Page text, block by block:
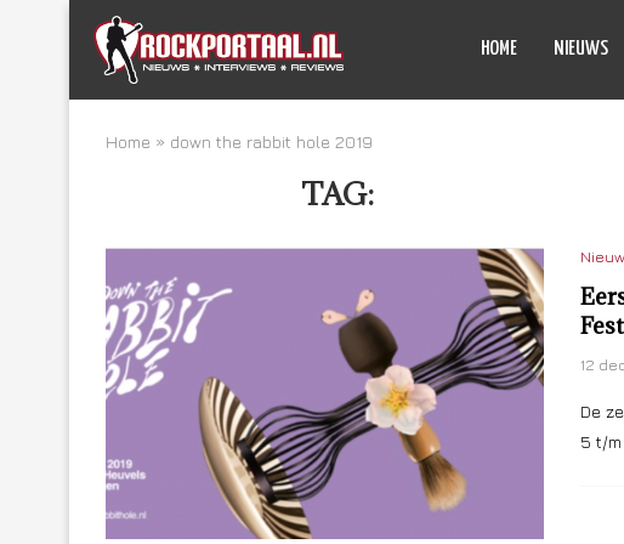
HOME NIEUWS
Home » down the rabbit hole 2019
TAG:
12
De
5 t/m